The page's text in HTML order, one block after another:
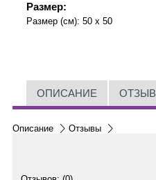
Размер:
Размер (см): 50 x 50
ОПИСАНИЕ
Описание Отзывы